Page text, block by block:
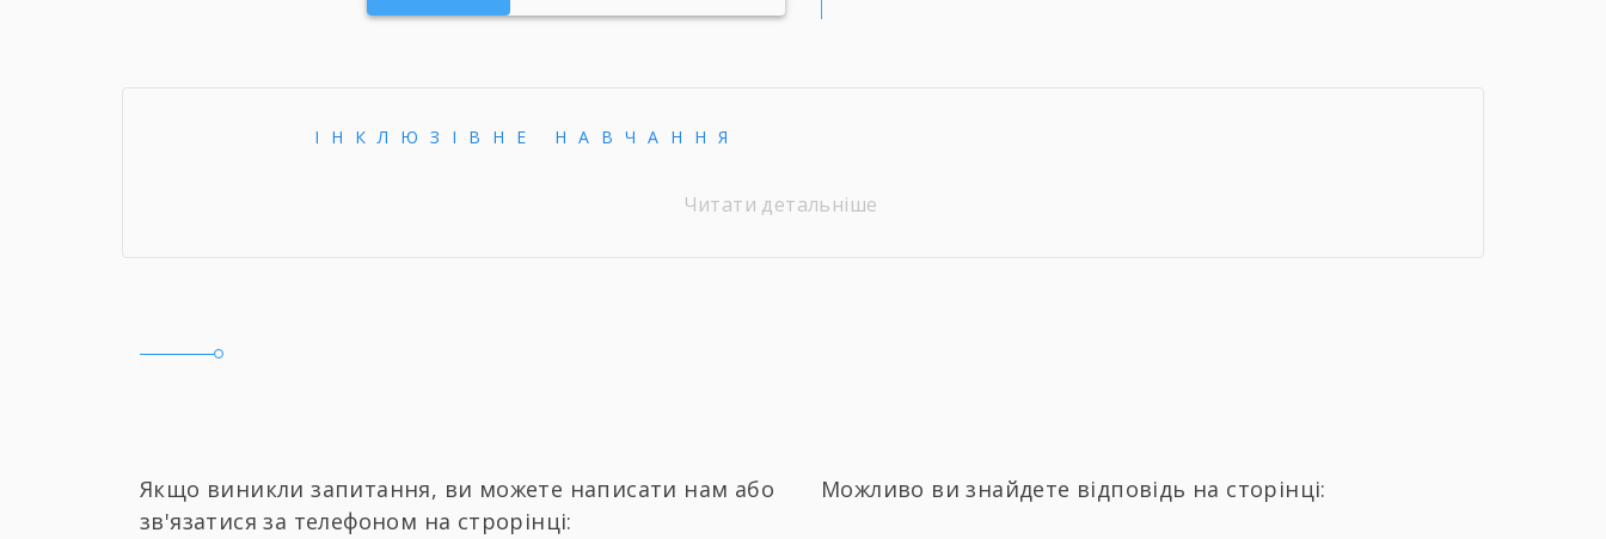
ІНКЛЮЗІВНЕ НАВЧАННЯ
Читати детальніше
Якщо виникли запитання, ви можете написати нам або
зв'язатися за телефоном на строрінці:
Можливо ви знайдете відповідь на сторінці: